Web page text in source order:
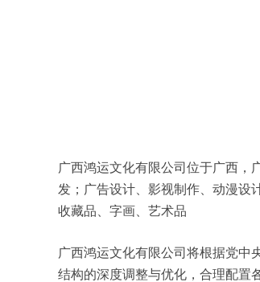
广西鸿运文化有限公司位于广西，
发；广告设计、影视制作、动漫设
收藏品、字画、艺术品
广西鸿运文化有限公司将根据党中
结构的深度调整与优化，合理配置